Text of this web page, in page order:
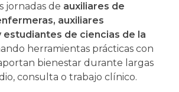
jornadas de auxiliares de
auxiliares
estudiantes de ciencias de la
herramientas prácticas con
bienestar durante largas
consulta o trabajo clínico.